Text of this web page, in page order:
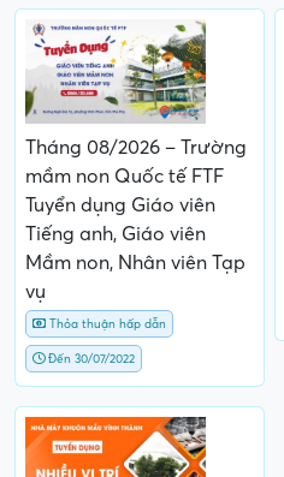
Tháng 08/2026 – Trường
mầm non Quốc tế FTF
Tuyển dụng Giáo viên
Tiếng anh, Giáo viên
Mầm non, Nhân viên Tạp
vụ
Thỏa thuận hấp dẫn
Đến 30/07/2022